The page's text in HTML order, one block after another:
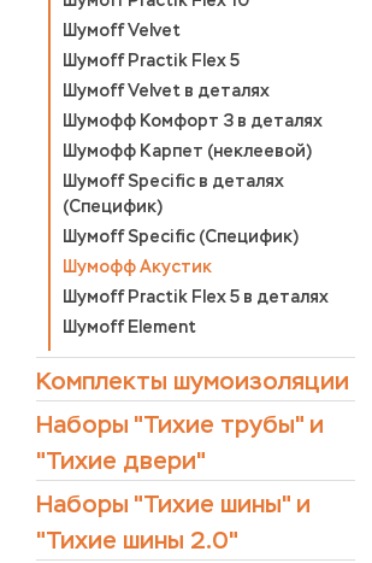
Шумоff Velvet
Шумoff Practik Flex 5
Шумoff Velvet в деталях
Шумофф Комфорт 3 в деталях
Шумофф Карпет (неклеевой)
Шумоff Specific в деталях
(Специфик)
Шумоff Specific (Специфик)
Шумофф Акустик
Шумoff Practik Flex 5 в деталях
Шумoff Element
Комплекты шумоизоляции
Наборы "Тихие трубы" и
"Тихие двери"
Наборы "Тихие шины" и
"Тихие шины 2.0"